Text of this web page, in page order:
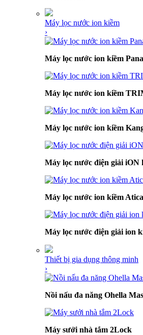
Máy lọc nước ion kiềm
›
Máy lọc nước ion kiềm
Máy lọc nước ion kiềm
Máy lọc nước ion kiềm
Máy lọc nước điện giải iON
Máy lọc nước ion kiềm Atica
Máy lọc nước điện giải ion
Thiết bị gia dụng thông minh
›
Nồi nấu đa năng Ohella
Máy sưởi nhà tắm 2Lock